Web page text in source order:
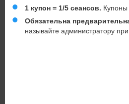
1 купон = 1/5 сеансов.
Обязательна
называйте администратору при